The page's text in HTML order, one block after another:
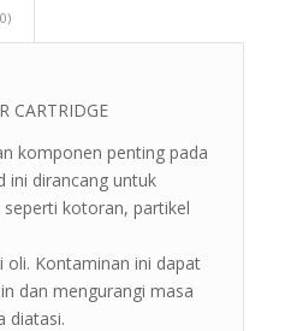
CARTRIDGE
komponen penting pada
ini dirancang untuk
kotoran, partikel
oli. Kontaminan ini dapat
dan mengurangi masa
diatasi.